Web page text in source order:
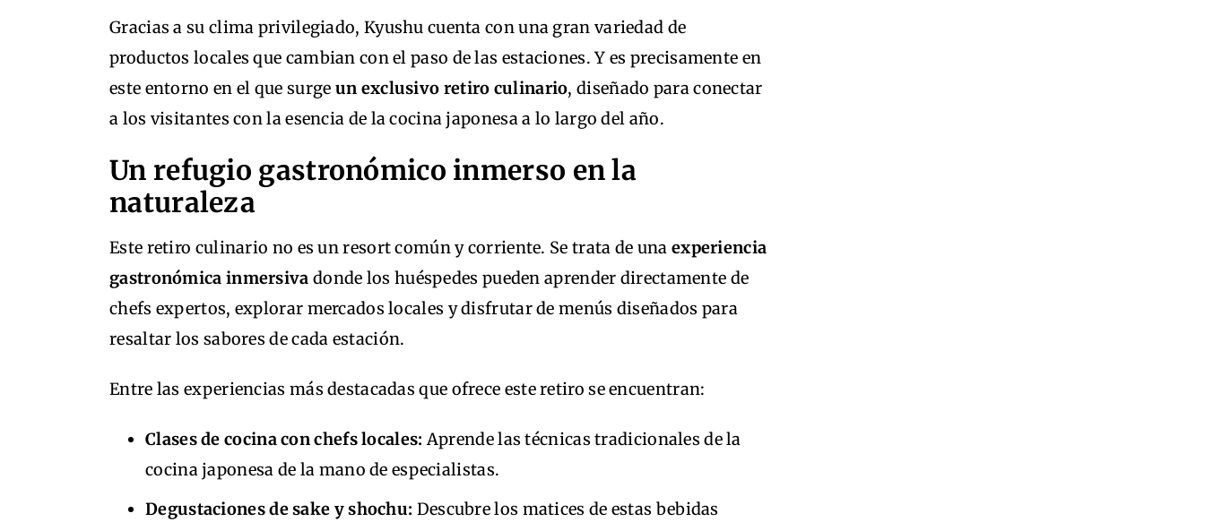
Gracias a su clima privilegiado, Kyushu cuenta con una gran variedad de
productos locales que cambian con el paso de las estaciones. Y es precisamente en
este entorno en el que surge un exclusivo retiro culinario, diseñado para conectar
a los visitantes con la esencia de la cocina japonesa a lo largo del año.
Un refugio gastronómico inmerso en la
naturaleza
Este retiro culinario no es un resort común y corriente. Se trata de una experiencia
gastronómica inmersiva donde los huéspedes pueden aprender directamente de
chefs expertos, explorar mercados locales y disfrutar de menús diseñados para
resaltar los sabores de cada estación.
Entre las experiencias más destacadas que ofrece este retiro se encuentran:
Clases de cocina con chefs locales: Aprende las técnicas tradicionales de la
cocina japonesa de la mano de especialistas.
Degustaciones de sake y shochu: Descubre los matices de estas bebidas